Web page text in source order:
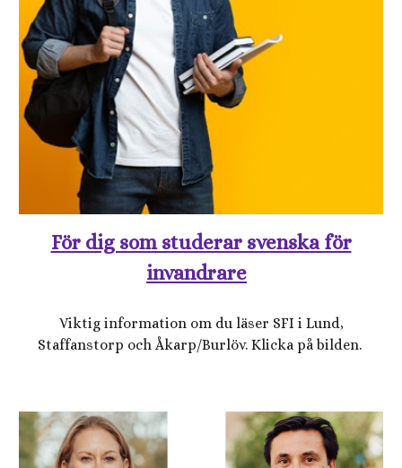
För dig som studerar svenska för
invandrare
Viktig information om du läser SFI i Lund,
Staffanstorp ochÅkarp/Burlöv. Klicka på bilden.